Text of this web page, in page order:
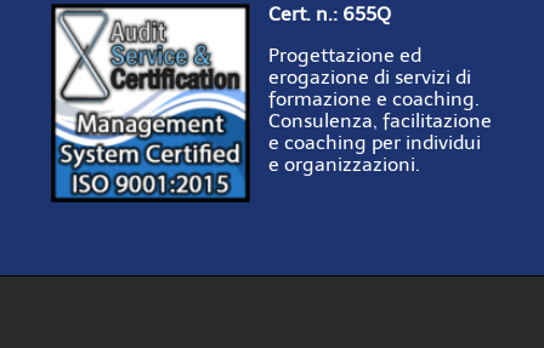
Cert. n.: 655Q
Progettazione ed
erogazione di servizi di
formazione e coaching.
Consulenza, facilitazione
e coaching per individui
e organizzazioni.